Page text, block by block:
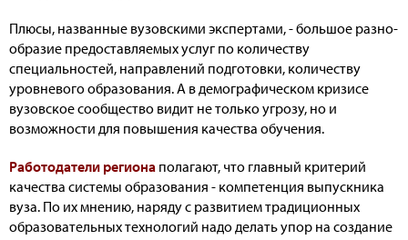
Плюсы, названные вузовскими экспертами, - большое разно-
образие предоставляемых услуг по количеству
специальностей, направлений подготовки, количеству
уровневого образования. А в демографическом кризисе
вузовское сообщество видит не только угрозу, но и
возможности для повышения качества обучения.
Работодатели региона полагают, что главный критерий
качества системы образования - компетенция выпускника
вуза. По их мнению, наряду с развитием традиционных
образовательных технологий надо делать упор на создание